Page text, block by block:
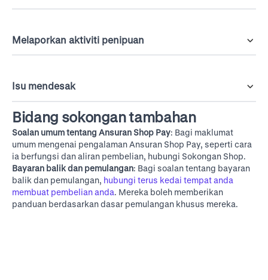
Melaporkan aktiviti penipuan
Isu mendesak
Bidang sokongan tambahan
Soalan umum tentang Ansuran Shop Pay: Bagi maklumat
umum mengenai pengalaman Ansuran Shop Pay, seperti cara
ia berfungsi dan aliran pembelian, hubungi Sokongan Shop.
Bayaran balik dan pemulangan: Bagi soalan tentang bayaran
balik dan pemulangan, hubungi terus kedai tempat anda
membuat pembelian anda. Mereka boleh memberikan
panduan berdasarkan dasar pemulangan khusus mereka.